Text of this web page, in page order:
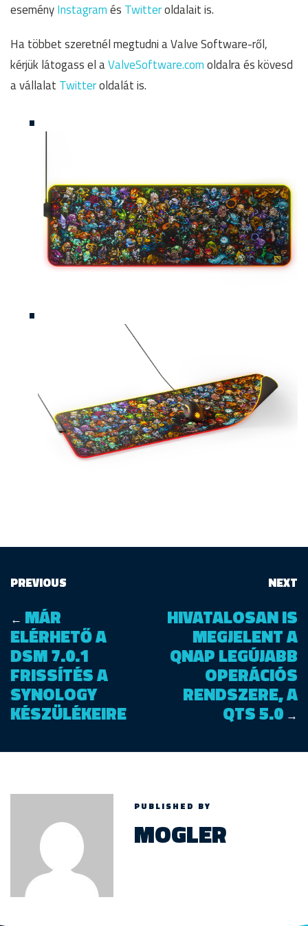
eseményInstagramés Twitteroldalait is.
Ha többet szeretnél megtudni a Valve Software-ről,
kérjük látogass el aValveSoftware.comoldalra és kövesd
a vállalat Twitteroldalát is.
PREVIOUS
← MÁR
ELÉRHETŐ A
DSM 7.0.1
FRISSÍTÉS A
SYNOLOGY
KÉSZÜLÉKEIRE
NEXT
HIVATALOSAN IS
MEGJELENT A
QNAP LEGÚJABB
OPERÁCIÓS
RENDSZERE, A
QTS 5.0 →
PUBLISHED BY
MOGLER